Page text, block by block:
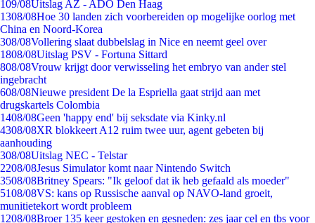
109/08Uitslag AZ - ADO Den Haag
1308/08Hoe 30 landen zich voorbereiden op mogelijke oorlog met
China en Noord-Korea
308/08Vollering slaat dubbelslag in Nice en neemt geel over
1808/08Uitslag PSV - Fortuna Sittard
808/08Vrouw krijgt door verwisseling het embryo van ander stel
ingebracht
608/08Nieuwe president De la Espriella gaat strijd aan met
drugskartels Colombia
1408/08Geen 'happy end' bij seksdate via Kinky.nl
4308/08XR blokkeert A12 ruim twee uur, agent gebeten bij
aanhouding
308/08Uitslag NEC - Telstar
2208/08Jesus Simulator komt naar Nintendo Switch
3508/08Britney Spears: "Ik geloof dat ik heb gefaald als moeder"
5108/08VS: kans op Russische aanval op NAVO-land groeit,
munitietekort wordt probleem
1208/08Broer 135 keer gestoken en gesneden: zes jaar cel en tbs voor